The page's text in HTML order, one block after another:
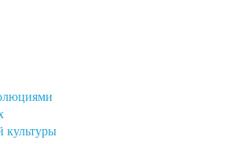
культуры